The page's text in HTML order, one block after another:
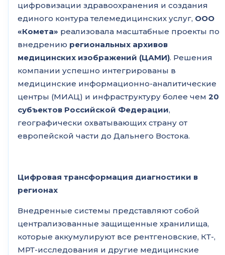
цифровизации здравоохранения и создания
единого контура телемедицинских услуг, ООО
«Комета» реализовала масштабные проекты по
внедрению региональных архивов
медицинских изображений (ЦАМИ). Решения
компании успешно интегрированы в
медицинские информационно-аналитические
центры (МИАЦ) и инфраструктуру более чем 20
субъектов Российской Федерации,
географически охватывающих страну от
европейской части до Дальнего Востока.
Цифровая трансформация диагностики в
регионах
Внедренные системы представляют собой
централизованные защищенные хранилища,
которые аккумулируют все рентгеновские, КТ-,
МРТ-исследования и другие медицинские